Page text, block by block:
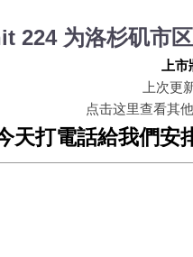
224 为洛杉矶市
上
上次更
点击这里查看其
天打電話給我們安